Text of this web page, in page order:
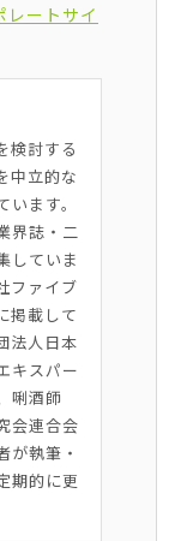
ートサイ
検討する
中立的な
ます。
界誌・二
していま
ファイブ
掲載して
法人日本
キスパー
唎酒師
会連合会
が執筆・
期的に更